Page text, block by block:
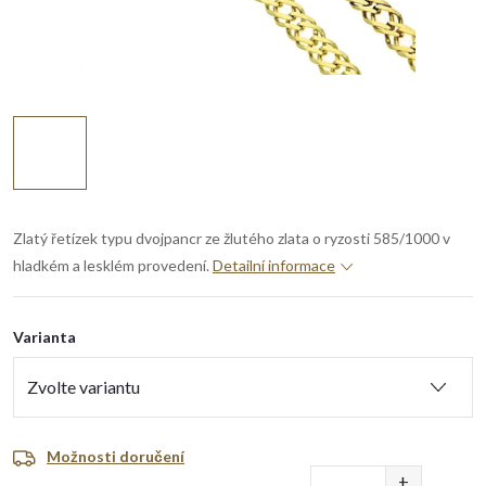
Zlatý řetízek typu dvojpancr ze žlutého zlata o ryzosti 585/1000 v
hladkém a lesklém provedení. Detailní informace
Varianta
Možnosti doručení